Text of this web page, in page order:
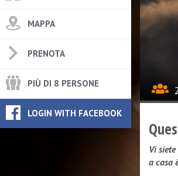
MAPPA
PRENOTA
PIÙ DI 8 PERSONE
LOGIN WITH FACEBOOK
Vi
a casa